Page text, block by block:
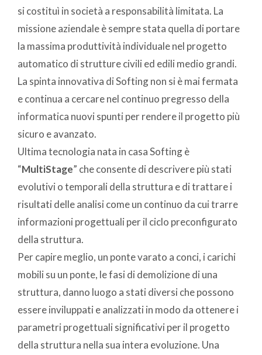
si costituì in società a responsabilità limitata. La
missione aziendale è sempre stata quella di portare
la massima produttività individuale nel progetto
automatico di strutture civili ed edili medio grandi.
La spinta innovativa di Softing non si è mai fermata
e continua a cercare nel continuo pregresso della
informatica nuovi spunti per rendere il progetto più
sicuro e avanzato.
Ultima tecnologia nata in casa Softing è
“MultiStage” che consente di descrivere più stati
evolutivi o temporali della struttura e di trattare i
risultati delle analisi come un continuo da cui trarre
informazioni progettuali per il ciclo preconfigurato
della struttura.
Per capire meglio, un ponte varato a conci, i carichi
mobili su un ponte, le fasi di demolizione di una
struttura, danno luogo a stati diversi che possono
essere inviluppati e analizzati in modo da ottenere i
parametri progettuali significativi per il progetto
della struttura nella sua intera evoluzione. Una